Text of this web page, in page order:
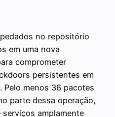
no repositório
em uma nova
comprometer
persistentes em
menos 36 pacotes
parte dessa operação,
amplamente